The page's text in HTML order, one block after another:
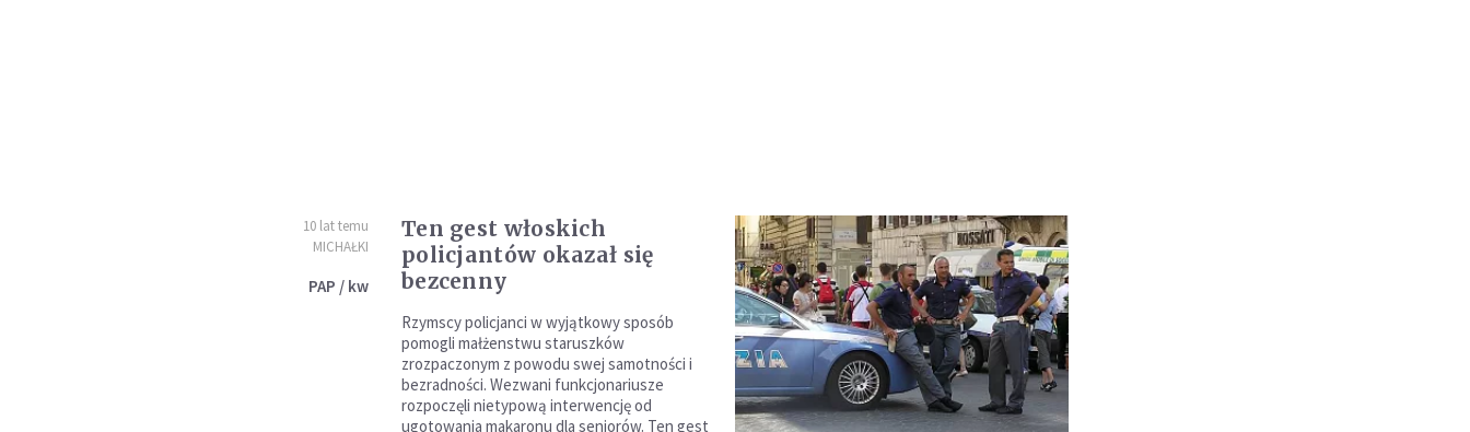
10 lat temu
MICHAŁKI
PAP / kw
Ten gest włoskich
policjantów okazał się
bezcenny
Rzymscy policjanci w wyjątkowy sposób
pomogli małżenstwu staruszków
zrozpaczonym z powodu swej samotności i
bezradności. Wezwani funkcjonariusze
rozpoczęli nietypową interwencję od
ugotowania makaronu dla seniorów. Ten gest